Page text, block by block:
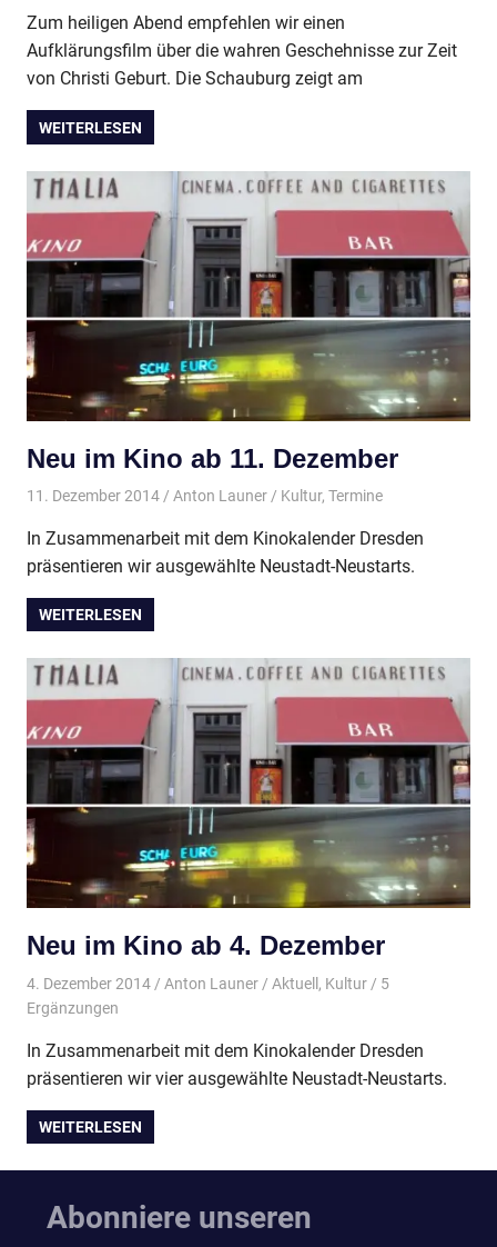
Zum heiligen Abend empfehlen wir einen
Aufklärungsfilm über die wahren Geschehnisse zur Zeit
von Christi Geburt. Die Schauburg zeigt am
WEITERLESEN
Neu im Kino ab 11. Dezember
11. Dezember 2014 Anton Launer Kultur, Termine
In Zusammenarbeit mit dem Kinokalender Dresden
präsentieren wir ausgewählte Neustadt-Neustarts.
WEITERLESEN
Neu im Kino ab 4. Dezember
4. Dezember 2014 Anton Launer Aktuell , Kultur/ 5
Ergänzungen
In Zusammenarbeit mit dem Kinokalender Dresden
präsentieren wir vier ausgewählte Neustadt-Neustarts.
WEITERLESEN
Abonniere unseren